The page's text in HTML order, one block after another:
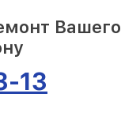
Вашего
13